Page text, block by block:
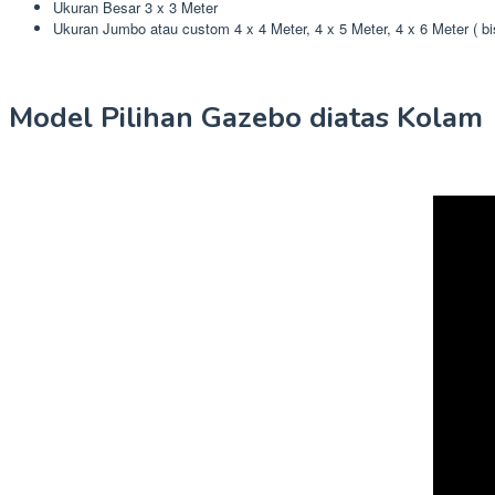
Ukuran Besar 3 x 3 Meter
Ukuran Jumbo atau custom 4 x 4 Meter, 4 x 5 Meter, 4 x 6 Meter (
Model Pilihan Gazebo diatas Kolam